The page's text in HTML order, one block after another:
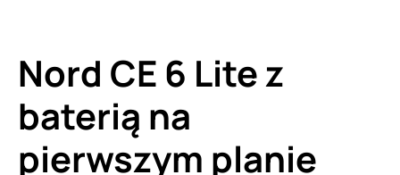
Nord CE 6 Lite z
baterią na
pierwszym planie